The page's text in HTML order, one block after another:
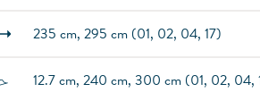
235 cm, 295 cm (01, 02, 04, 17)
12.7 cm, 240 cm, 300 cm (01, 02, 04,